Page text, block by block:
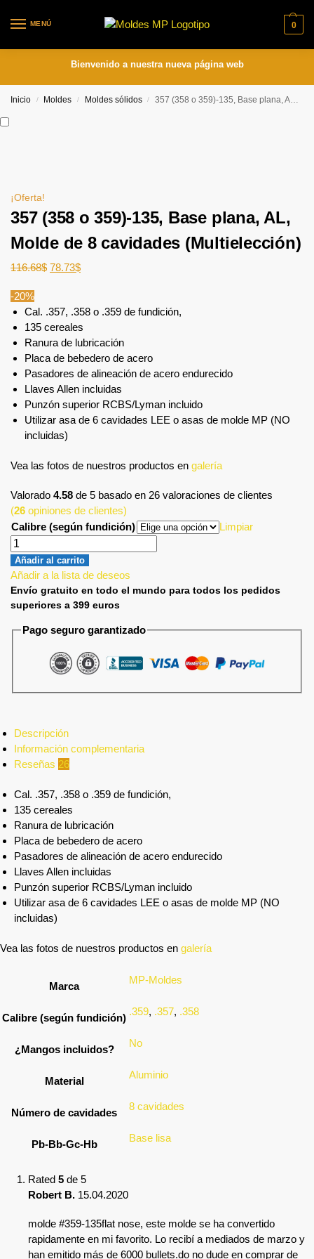
MENÚ 0
Bienvenido a nuestra nueva página web
Inicio / Moldes / Moldes sólidos / 357 (358 o 359)-135, Base plana, AL, Molde de 8 cavidades (Multielección)
¡Oferta!
357 (358 o 359)-135, Base plana, AL,
Molde de 8 cavidades (Multielección)
116.68$ 78.73$
-20%
Cal. .357, .358 o .359 de fundición,
135 cereales
Ranura de lubricación
Placa de bebedero de acero
Pasadores de alineación de acero endurecido
Llaves Allen incluidas
Punzón superior RCBS/Lyman incluido
Utilizar asa de 6 cavidades LEE o asas de molde MP (NO
incluidas)
Vea las fotos de nuestros productos en galería
Valorado 4.58 de 5 basado en 26 valoraciones de clientes
(26 opiniones de clientes)
Calibre (según fundición)
Limpiar
Añadir al carrito
Añadir a la lista de deseos
Envío gratuito en todo el mundo para todos los pedidos
superiores a 399 euros
Pago seguro garantizado
Descripción
Información complementaria
Reseñas 26
Cal. .357, .358 o .359 de fundición,
135 cereales
Ranura de lubricación
Placa de bebedero de acero
Pasadores de alineación de acero endurecido
Llaves Allen incluidas
Punzón superior RCBS/Lyman incluido
Utilizar asa de 6 cavidades LEE o asas de molde MP (NO
incluidas)
Vea las fotos de nuestros productos en galería
Marca
MP-Moldes
Calibre (según fundición)
.359, .357, .358
¿Mangos incluidos?
No
Material
Aluminio
Número de cavidades
8 cavidades
Pb-Bb-Gc-Hb
Base lisa
Rated 5 de 5
Robert B. 15.04.2020
molde #359-135flat nose, este molde se ha convertido
rapidamente en mi favorito. Lo recibí a mediados de marzo y
han emitido más de 6000 bullets.do no dude en comprar de